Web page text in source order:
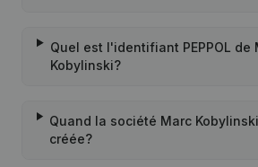
Quel est l'identifiant PEPPOL de
Kobylinski?
Quand la société Marc
créée?